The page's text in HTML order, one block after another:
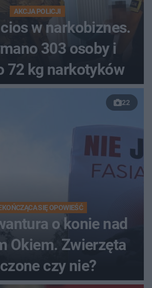
AKCJA POLICJI
w narkobiznes.
osoby i
72 kg narkotyków
22
SIĘ OPOWIEŚĆ
o konie nad
Okiem. Zwierzęta
czy nie?